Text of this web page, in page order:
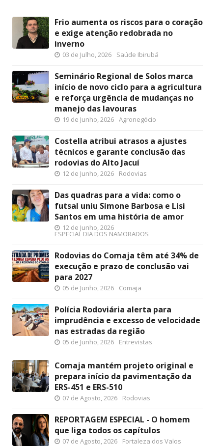
Frio aumenta os riscos para o coração
e exige atenção redobrada no
inverno
03 de Julho, 2026 Saúde Ibirubá
Seminário Regional de Solos marca
início de novo ciclo para a agricultura
e reforça urgência de mudanças no
manejo das lavouras
19 de Junho, 2026 Agronegócio
Costella atribui atrasos a ajustes
técnicos e garante conclusão das
rodovias do Alto Jacuí
12 de Junho, 2026 Rodovias
Das quadras para a vida: como o
futsal uniu Simone Barbosa e Lisi
Santos em uma história de amor
12 de Junho, 2026
ESPECIAL DIA DOS NAMORADOS
Rodovias do Comaja têm até 34% de
execução e prazo de conclusão vai
para 2027
05 de Junho, 2026 Comaja
Polícia Rodoviária alerta para
imprudência e excesso de velocidade
nas estradas da região
05 de Junho, 2026 Entrevistas
Comaja mantém projeto original e
prepara início da pavimentação da
ERS-451 e ERS-510
07 de Agosto, 2026 Rodovias
REPORTAGEM ESPECIAL - O homem
que liga todos os capítulos
07 de Agosto, 2026 Fortaleza dos Valos